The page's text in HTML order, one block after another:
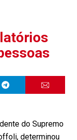
do Supremo
determinou